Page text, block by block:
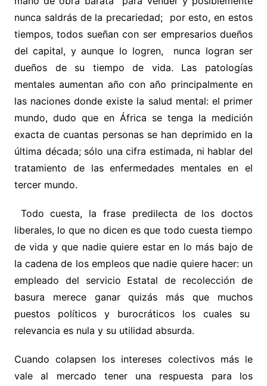
nunca saldrás de la precariedad; por esto, en estos
tiempos, todos sueñan con ser empresarios dueños
del capital, y aunque lo logren, nunca logran ser
dueños de su tiempo de vida. Las patologías
mentales aumentan año con año principalmente en
las naciones donde existe la salud mental: el primer
mundo, dudo que en África se tenga la medición
exacta de cuantas personas se han deprimido en la
última década; sólo una cifra estimada, ni hablar del
tratamiento de las enfermedades mentales en el
tercer mundo.
Todo cuesta, la frase predilecta de los doctos
liberales, lo que no dicen es que todo cuesta tiempo
de vida y que nadie quiere estar en lo más bajo de
la cadena de los empleos que nadie quiere hacer: un
empleado del servicio Estatal de recolección de
basura merece ganar quizás más que muchos
puestos políticos y burocráticos los cuales su
relevancia es nula y su utilidad absurda.
Cuando colapsen los intereses colectivos más le
vale al mercado tener una respuesta para los